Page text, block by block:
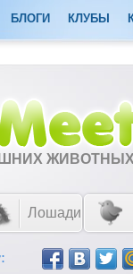
БЛОГИ КЛУБЫ
Лошади